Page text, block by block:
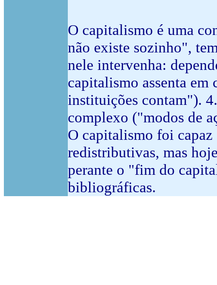
O capitalismo é uma
não existe sozinho",
nele intervenha:
capitalismo assenta
instituições contam").
complexo ("modos de
O capitalismo foi
redistributivas, mas
perante o "fim do
bibliográficas.